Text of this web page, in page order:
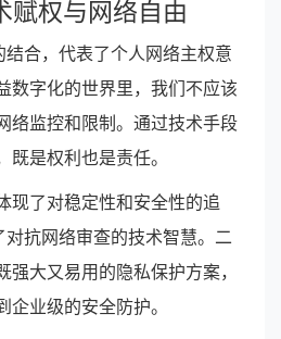
赋权与网络自由
合，代表了个人网络主权意
数字化的世界里，我们不应该
络监控和限制。通过技术手段
是权利也是责任。
现了对稳定性和安全性的追
抗网络审查的技术智慧。二
大又易用的隐私保护方案，
业级的安全防护。